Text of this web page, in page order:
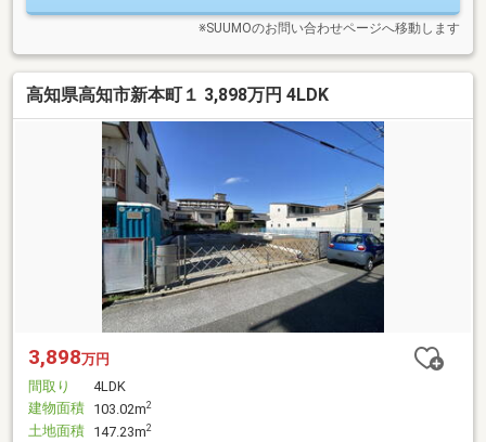
※SUUMOのお問い合わせページへ移動します
高知県高知市新本町１ 3,898万円 4LDK
3,898万円
間取り
4LDK
建物面積 103.02m2
土地面積 147.23m2